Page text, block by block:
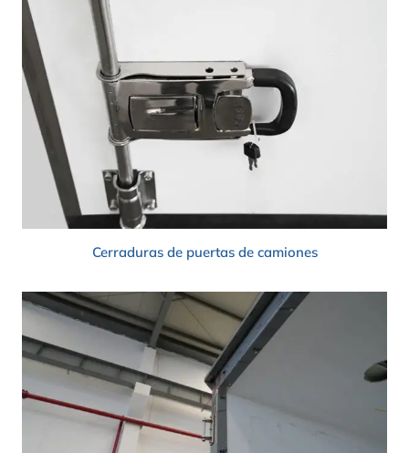
Cerraduras de puertas de camiones